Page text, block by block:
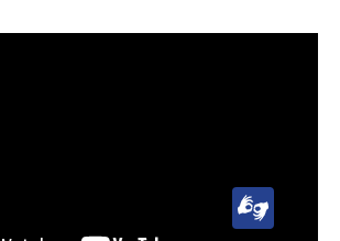
Lengua
de